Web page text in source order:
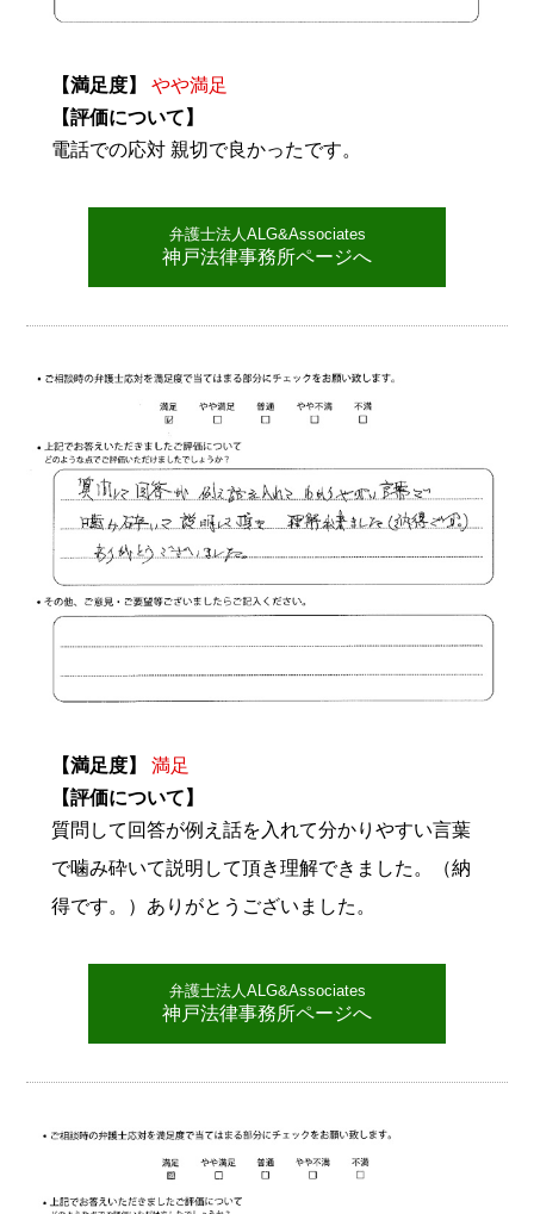
【満足度】
やや満足
【評価について】
電話での応対 親切で良かったです。
弁護士法人ALG&Associates
神戸法律事務所ページへ
【満足度】
満足
【評価について】
質問して回答が例え話を入れて分かりやすい言葉
で噛み砕いて説明して頂き理解できました。（納
得です。）ありがとうございました。
弁護士法人ALG&Associates
神戸法律事務所ページへ